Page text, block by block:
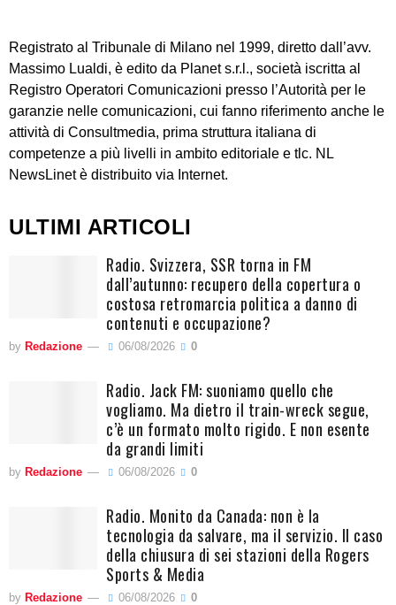
Registrato al Tribunale di Milano nel 1999, diretto dall’avv.
Massimo Lualdi, è edito da Planet s.r.l., società iscritta al
Registro Operatori Comunicazioni presso l’Autorità per le
garanzie nelle comunicazioni, cui fanno riferimento anche le
attività di Consultmedia, prima struttura italiana di
competenze a più livelli in ambito editoriale e tlc. NL
NewsLinet è distribuito via Internet.
ULTIMI ARTICOLI
Radio. Svizzera, SSR torna in FM
dall’autunno: recupero della copertura o
costosa retromarcia politica a danno di
contenuti e occupazione?
by Redazione 06/08/2026 0
Radio. Jack FM: suoniamo quello che
vogliamo. Ma dietro il train-wreck segue,
c’è un formato molto rigido. E non esente
da grandi limiti
by Redazione 06/08/2026 0
Radio. Monito da Canada: non è la
tecnologia da salvare, ma il servizio. Il caso
della chiusura di sei stazioni della Rogers
Sports & Media
by Redazione 06/08/2026 0